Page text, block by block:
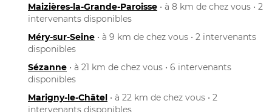
Maizières-la-Grande-Paroisse • à 8 km de chez vous • 2
intervenants disponibles
Méry-sur-Seine • à 9 km de chez vous • 2 intervenants
disponibles
Sézanne • à 21 km de chez vous • 6 intervenants
disponibles
Marigny-le-Châtel • à 22 km de chez vous • 2
intervenants disponibles